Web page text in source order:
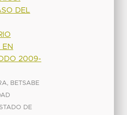
DEL
EN
2009-
BETSABE
DE